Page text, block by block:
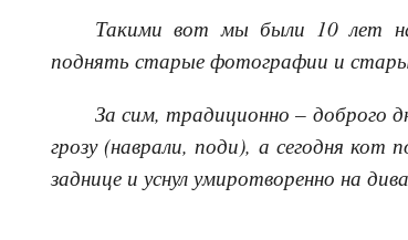
Такими вот мы были 10 лет
поднять старые фотографии и
За сим, традиционно – доброго
грозу (наврали, поди), а сегодня
заднице и уснул умиротворенно на